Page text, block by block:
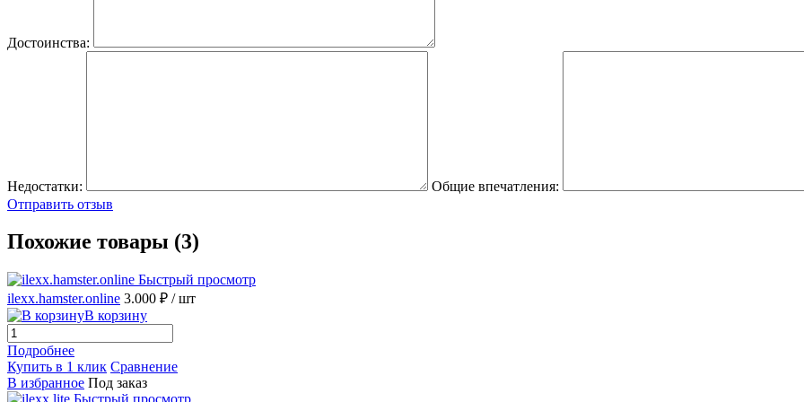
Достоинства:
Недостатки: Общие впечатления:
Отправить отзыв
Похожие товары (3)
Быстрый просмотр
ilexx.hamster.online 3.000 ₽ / шт
В корзину
Подробнее
Купить в 1 клик Сравнение
В избранное Под заказ